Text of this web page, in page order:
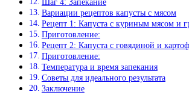
Шаг 4: Запекание
Вариации рецептов капусты с мясом
Рецепт 1: Капуста с куриным мясом и
Приготовление:
Рецепт 2: Капуста с говядиной и
Приготовление:
Температура и время запекания
Советы для идеального результата
Заключение